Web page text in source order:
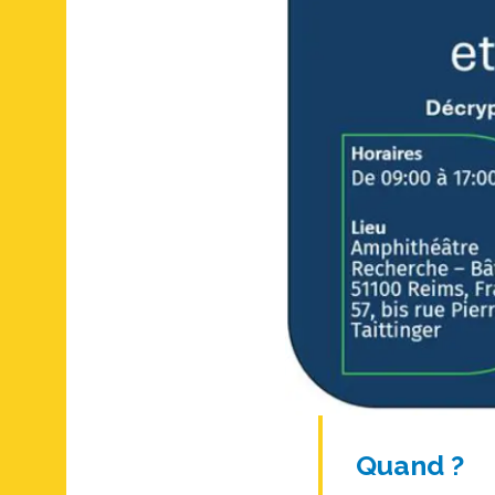
Quand ?